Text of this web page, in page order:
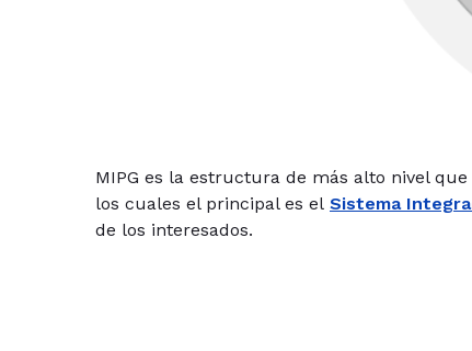
MIPG es la estructura de más alto nivel
los cuales el principal es el Sistema
de los interesados.